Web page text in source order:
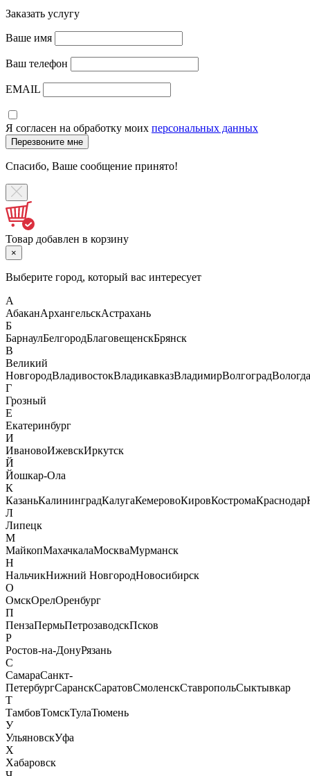
Заказать услугу
Ваше имя
Ваш телефон
EMAIL
Я согласен на обработку моих персональных данных
Спасибо, Ваше сообщение принято!
Товар добавлен в корзину
×
Выберите город, который вас интересует
А
АбаканАрхангельскАстрахань
Б
БарнаулБелгородБлаговещенскБрянск
В
Великий
НовгородВладивостокВладикавказВладимирВолгоградВологда
Г
Грозный
Е
Екатеринбург
И
ИвановоИжевскИркутск
Й
Йошкар-Ола
К
КазаньКалининградКалугаКемеровоКировКостромаКраснодар
Л
Липецк
М
МайкопМахачкалаМоскваМурманск
Н
НальчикНижний НовгородНовосибирск
О
ОмскОрелОренбург
П
ПензаПермьПетрозаводскПсков
Р
Ростов-на-ДонуРязань
С
СамараСанкт-
ПетербургСаранскСаратовСмоленскСтавропольСыктывкар
Т
ТамбовТомскТулаТюмень
У
УльяновскУфа
Х
Хабаровск